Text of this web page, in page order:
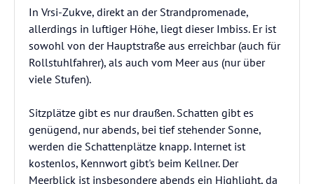
In Vrsi-Zukve, direkt an der Strandpromenade,
allerdings in luftiger Höhe, liegt dieser Imbiss. Er ist
sowohl von der Hauptstraße aus erreichbar (auch für
Rollstuhlfahrer), als auch vom Meer aus (nur über
viele Stufen).
Sitzplätze gibt es nur draußen. Schatten gibt es
genügend, nur abends, bei tief stehender Sonne,
werden die Schattenplätze knapp. Internet ist
kostenlos, Kennwort gibt's beim Kellner. Der
Meerblick ist insbesondere abends ein Highlight, da